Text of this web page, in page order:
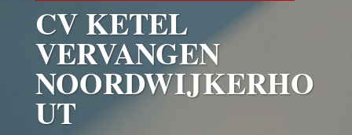
CV KETEL
VERVANGEN
NOORDWIJKERHO
UT